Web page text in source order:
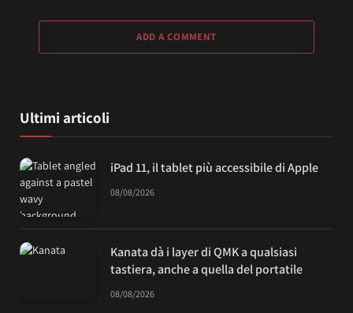
ADD A COMMENT
Ultimi articoli
iPad 11, il tablet più accessibile di Apple
08/08/2026
Kanata dà i layer di QMK a qualsiasi
tastiera, anche a quella del portatile
08/08/2026